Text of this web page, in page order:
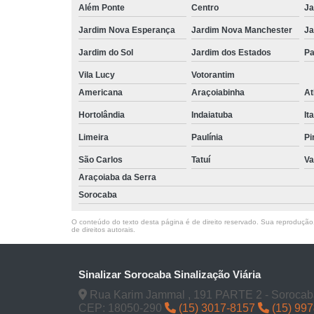
Além Ponte Centro
Jardim Nova Esperança Jardim Nova Manchester
Jardim do Sol Jardim dos Estados
Vila Lucy
Votorantim
Americana
Araçoiabinha
Hortolândia Indaiatuba
Limeira Paulínia
São Carlos Tatuí
Araçoiaba da Serra
Sorocaba
O conteúdo do texto desta página é de direito reservado. Sua
de direitos autorais
Sinalizar Sorocaba Sinalização Viária
Rua Karim Jammal , 191 PARTE 2 -
CEP: 18050-290
(15) 3017-8157 (15)